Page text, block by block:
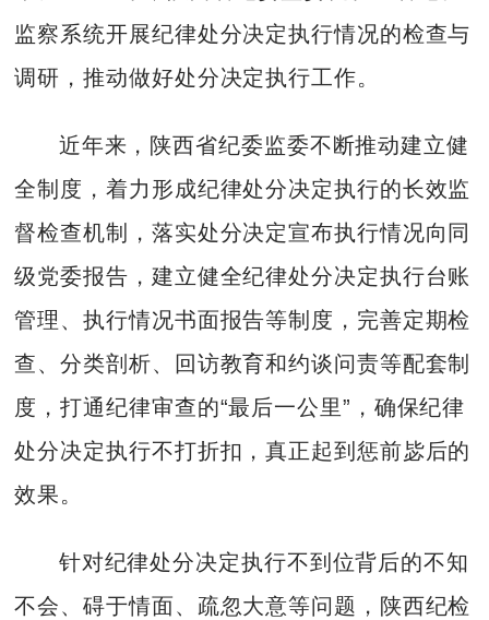
监察系统开展纪律处分决定执行情况的检查与
调研，推动做好处分决定执行工作。
近年来，陕西省纪委监委不断推动建立健
全制度，着力形成纪律处分决定执行的长效监
督检查机制，落实处分决定宣布执行情况向同
级党委报告，建立健全纪律处分决定执行台账
管理、执行情况书面报告等制度，完善定期检
查、分类剖析、回访教育和约谈问责等配套制
度，打通纪律审查的“最后一公里”，确保纪律
处分决定执行不打折扣，真正起到惩前毖后的
效果。
针对纪律处分决定执行不到位背后的不知
不会、碍于情面、疏忽大意等问题，陕西纪检